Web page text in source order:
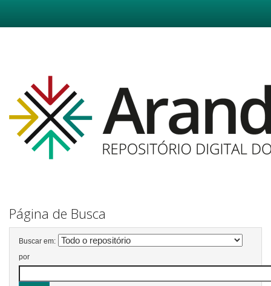
Página de Busca
Buscar em:
por